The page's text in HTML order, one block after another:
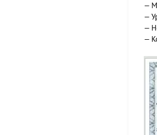
—
—
—
—